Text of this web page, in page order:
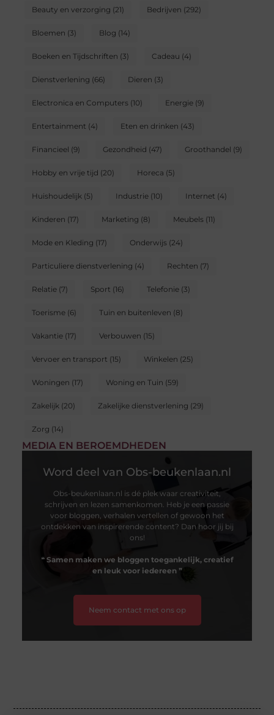
Beauty en verzorging (21) Bedrijven (292)
Bloemen (3) Blog (14)
Boeken en Tijdschriften (3) Cadeau (4)
Dienstverlening (66) Dieren (3)
Electronica en Computers(10) Energie(9)
Entertainment (4) Eten en drinken (43)
Financieel (9) Gezondheid (47) Groothandel (9)
Hobby en vrije tijd (20) Horeca (5)
Huishoudelijk (5) Industrie(10) Internet (4)
Kinderen (17) Marketing (8) Meubels(11)
Mode en Kleding (17) Onderwijs(24)
Particuliere dienstverlening (4) Rechten (7)
Relatie(7) Sport (16) Telefonie(3)
Toerisme(6) Tuin en buitenleven (8)
Vakantie(17) Verbouwen (15)
Vervoer en transport (15) Winkelen (25)
Woningen (17) Woning en Tuin (59)
Zakelijk (20) Zakelijke dienstverlening (29)
Zorg (14)
MEDIA EN BEROEMDHEDEN
Word deel van Obs-beukenlaan.nl
Obs-beukenlaan.nl is dé plek waar creativiteit,
schrijven en lezen samenkomen. Heb je een passie
voor bloggen, verhalen vertellen of gewoon het
ontdekken van inspirerende content? Dan hoor jij bij
ons!
❝ Samen maken we bloggen toegankelijk, creatief
en leuk voor iedereen❞
Neem contact met ons op